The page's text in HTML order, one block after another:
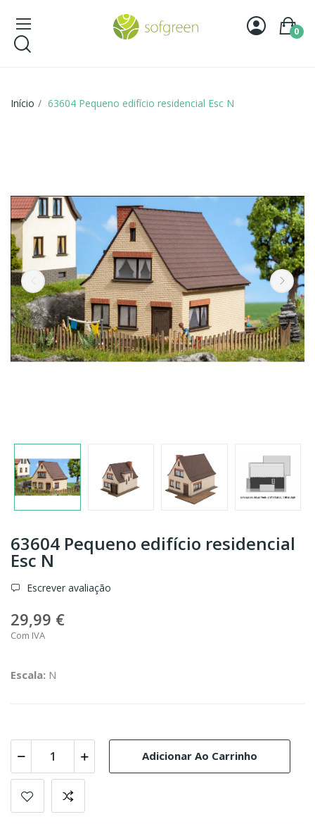
0
Início 63604 Pequeno edifício residencial Esc N
63604 Pequeno edifício residencial
Esc N
Escrever avaliação
29,99 €
Com IVA
Escala: N
Adicionar Ao Carrinho